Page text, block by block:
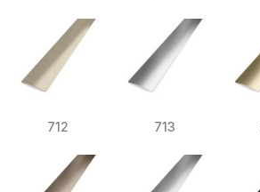
712 713